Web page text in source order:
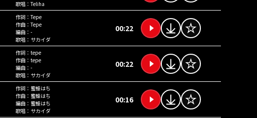
歌唱：Teliha
作詞：Tepe
作曲：Tepe
編曲： -
歌唱： サカイダ
00:22
作詞： tepe
作曲： tepe
編曲： -
歌唱： サカイダ
00:22
作詞： 蜜蜂はち
作曲： 蜜蜂はち
編曲： 蜜蜂はち
歌唱： サカイダ
00:16